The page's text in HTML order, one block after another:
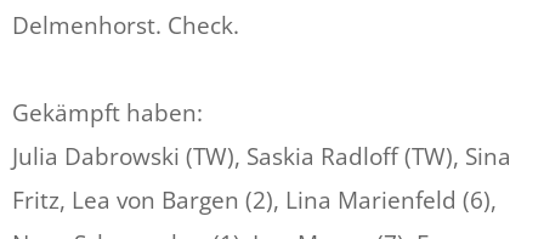
Delmenhorst. Check.
Gekämpft haben:
Julia Dabrowski (TW), Saskia Radloff (TW), Sina
Fritz, Lea von Bargen (2), Lina Marienfeld (6),